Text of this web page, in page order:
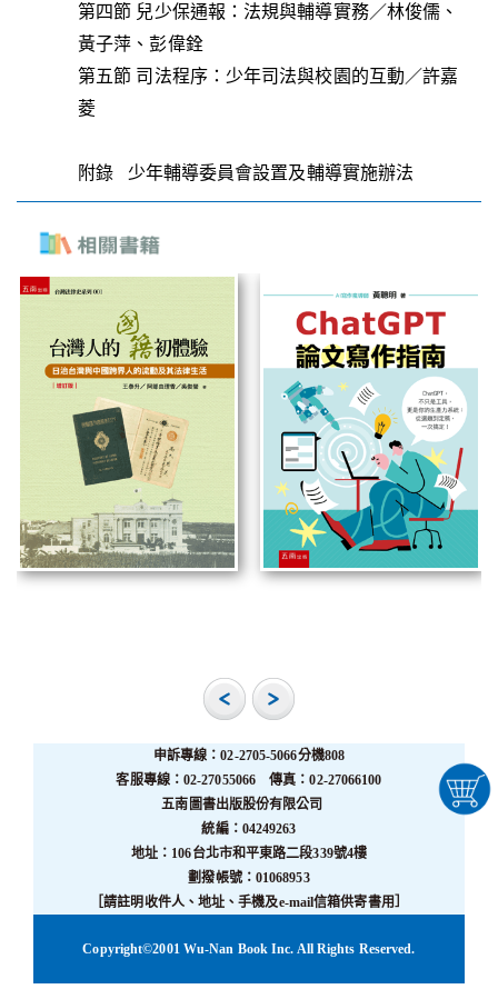
第四節 兒少保通報：法規與輔導實務／林俊儒、
黃子萍、彭偉銓
第五節 司法程序：少年司法與校園的互動／許嘉
菱
附錄 少年輔導委員會設置及輔導實施辦法
申訴專線：02-2705-5066分機808
客服專線：02-27055066 傳真：02-27066100
五南圖書出版股份有限公司
統編：04249263
地址：106台北市和平東路二段339號4樓
劃撥帳號：01068953
［請註明收件人、地址、手機及e-mail信箱供寄書用］
Copyright©2001 Wu-Nan Book Inc. All Rights Reserved.